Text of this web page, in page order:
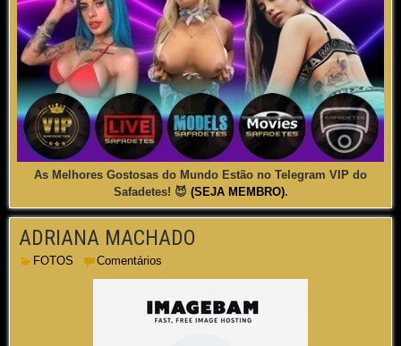
As Melhores Gostosas do Mundo Estão no Telegram VIP do
Safadetes! 😈 (SEJA MEMBRO).
ADRIANA MACHADO
FOTOS Comentários